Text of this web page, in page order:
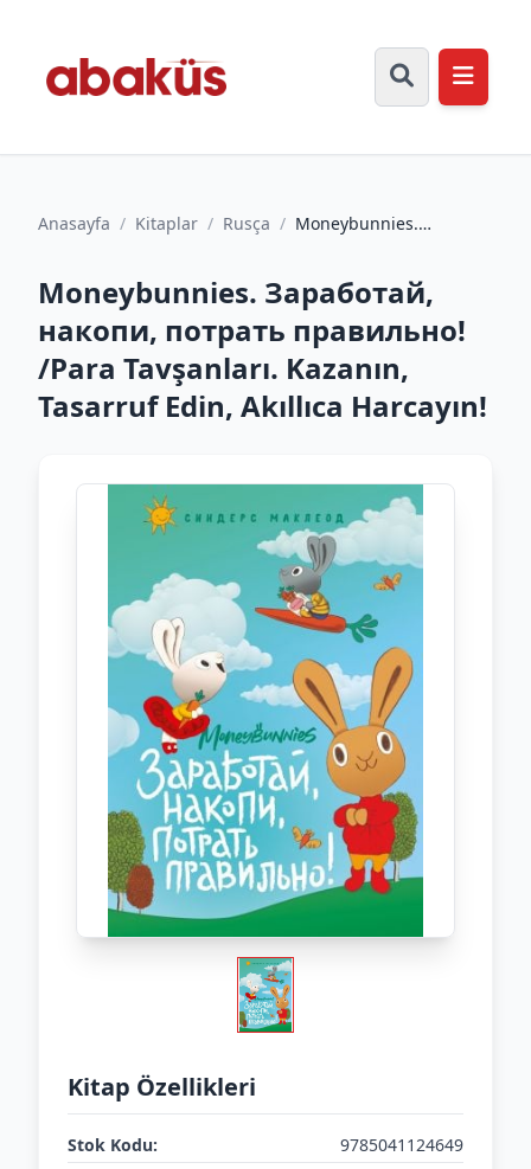
Anasayfa / Kitaplar / Rusça / Moneybunnies.
/Para Tavşan...
Moneybunnies. Заработай,
накопи, потрать правильно!
/Para Tavşanları. Kazanın,
Tasarruf Edin, Akıllıca Harcayın!
Kitap Özellikleri
Stok Kodu:
9785041124649